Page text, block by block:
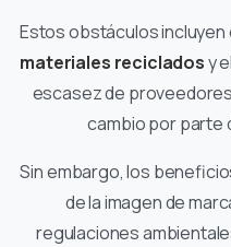
Estos obstáculos
materiales recicladosy el
escasez de
cambio por parte
Sin embargo, los
de la imagen de
regulaciones